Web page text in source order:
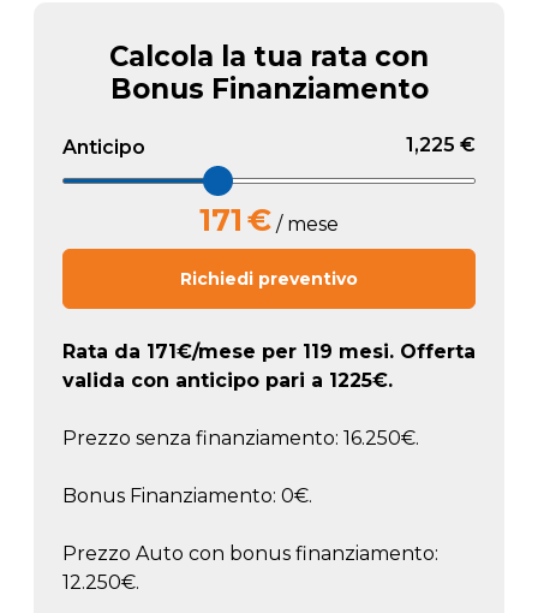
Calcola la tua rata con
Bonus Finanziamento
Anticipo 1,225 €
171 € / mese
Richiedi preventivo
Rata da 171 €/mese per 119 mesi. Offerta
valida con anticipo pari a 1225€.
Prezzo senza finanziamento: 16.250€.
Bonus Finanziamento: 0€.
Prezzo Auto con bonus finanziamento:
12.250€.